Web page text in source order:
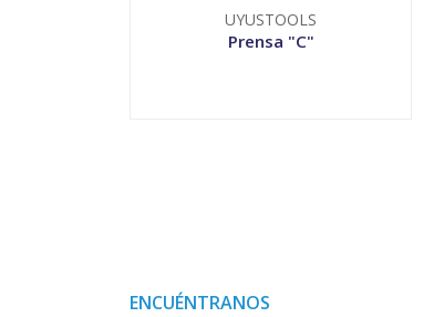
UYUSTOOLS
Prensa "C"
ENCUÉNTRANOS